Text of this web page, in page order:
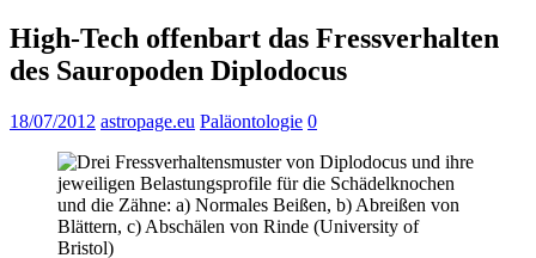
High-Tech offenbart das Fressverhalten
des Sauropoden Diplodocus
18/07/2012 astropage.eu Paläontologie 0